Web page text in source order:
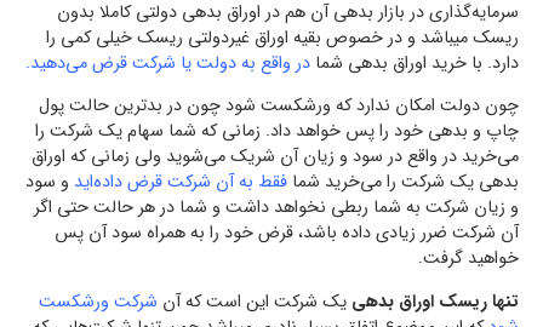
سرمایه‌گذاری در بازار بدهی آن هم در اوراق بدهی دولتی کاملا بدون
ریسک میباشد و در خصوص بقیه اوراق غیردولتی ریسک خیلی کمی را
دارد. با خرید اوراق بدهی شما در واقع به دولت یا شرکت قرض می‌دهید.
چون دولت امکان ندارد که ورشکست شود چون در بدترین حالت پول
چاپ و بدهی خود را پس خواهد داد. زمانی که شما سهام یک شرکت را
می‌خرید در واقع در سود و زیان آن شریک می‌شوید ولی زمانی که اوراق
بدهی یک شرکت را می‌خرید شما فقط به آن شرکت قرض داده‌اید و سود
و زیان شرکت به شما ربطی نخواهد داشت و شما در هر حالت حتی اگر
آن شرکت ضرر زیادی داده باشد، قرض خود را به همراه سود آن پس
خواهید گرفت.
تنها ریسک اوراق بدهی یک شرکت این است که آن شرکت ورشکست